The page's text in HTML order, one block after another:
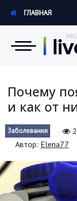
Экономика
Происшествия
Россия
Наука и
ГЛАВНАЯ
Почему
и как от
Заболевания
Автор: Elena77